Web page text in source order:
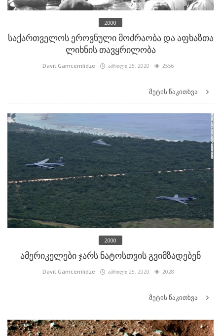
2000
საქართველოს ეროვნული მოძრაობა და აფხაზთა
ლიხნის თავყრილობა
Davit.Gamcemlidze აპრილი 25, 2020 2556
მეტის წაკითხვა
2000
ამერიკელები ჯარს ნატოსთვის გვიმზადებენ
Davit.Gamcemlidze აპრილი 25, 2020 2028
მეტის წაკითხვა